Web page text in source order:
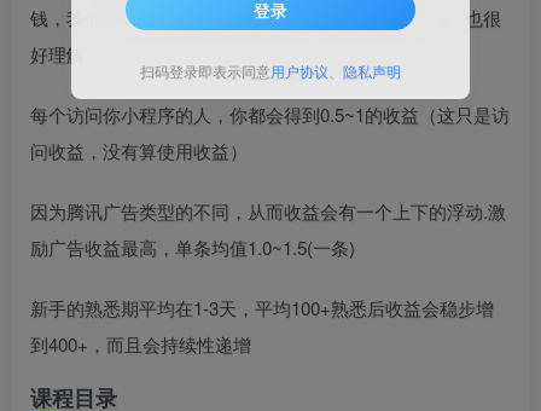
钱，我们帮腾讯平台的广告做曝光，他们给我们分钱，也很
好理解
每个访问你小程序的人，你都会得到0.5~1的收益（这只是访
问收益，没有算使用收益）
因为腾讯广告类型的不同，从而收益会有一个上下的浮动.激
励广告收益最高，单条均值1.0~1.5(一条)
新手的熟悉期平均在1-3天，平均100+熟悉后收益会稳步增
到400+，而且会持续性递增
课程目录
登录
扫码登录即表示同意用户协议、 隐私声明